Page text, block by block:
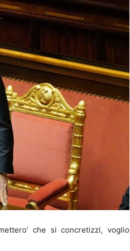
Mantova
che si concretizzi, voglio